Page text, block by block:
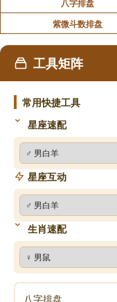
八字排盘
紫微斗数排盘
工具矩阵
常用快捷工具
星座速配
星座互动
生肖速配
八字排盘